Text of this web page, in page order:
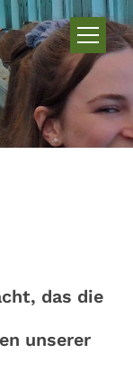
das die
unserer